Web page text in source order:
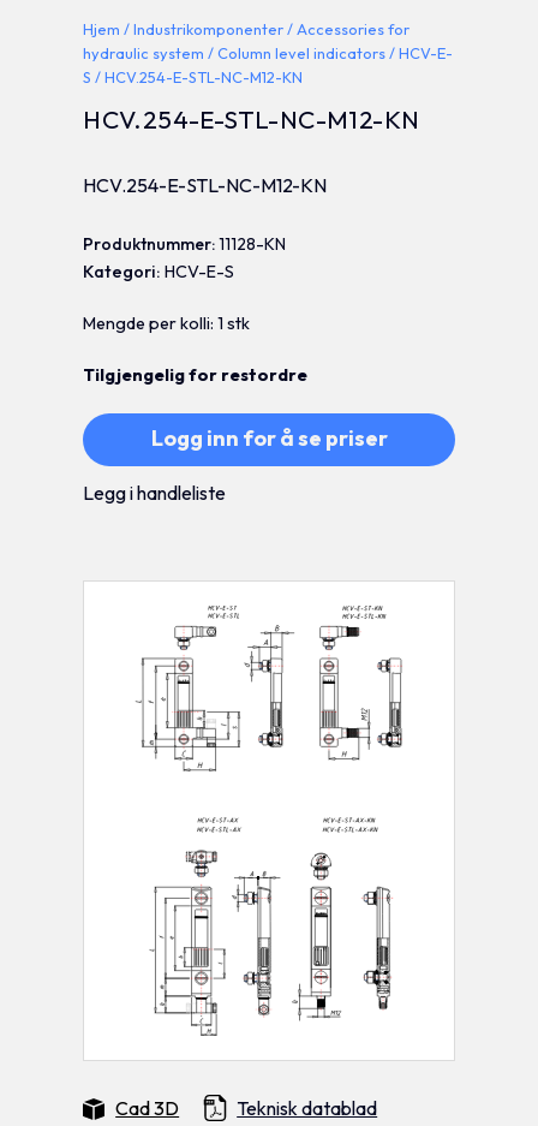
Hjem /Industrikomponenter/ Accessories for
hydraulic system /Column level indicators/HCV-E-
S / HCV.254-E-STL-NC-M12-KN
HCV.254-E-STL-NC-M12-KN
HCV.254-E-STL-NC-M12-KN
Produktnummer:11128-KN
Kategori:HCV-E-S
Mengde per kolli: 1 stk
Tilgjengelig for restordre
Logg inn for å se priser
Legg i handleliste
Cad 3D Teknisk datablad